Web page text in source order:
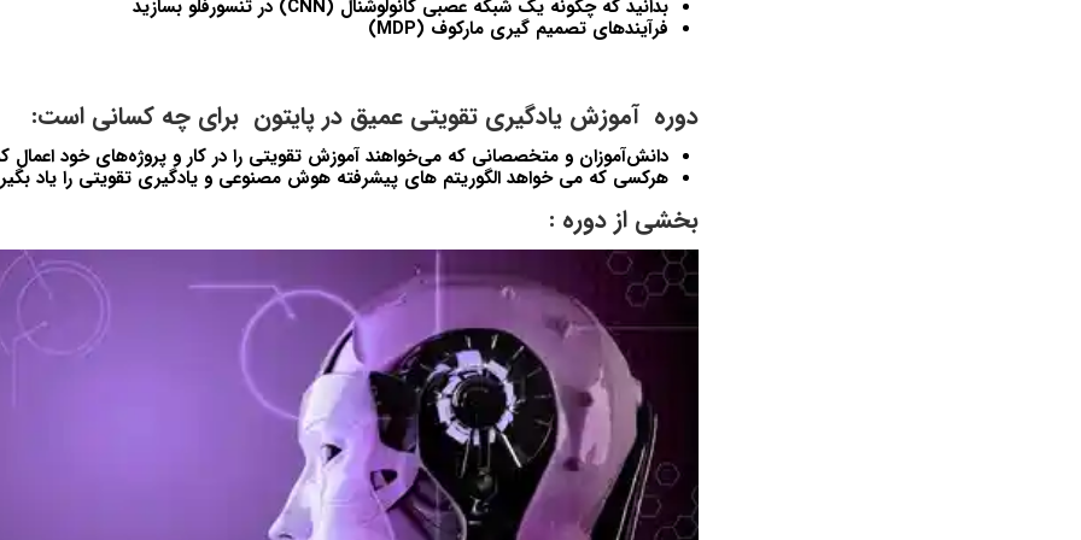
بدانید که چگونه یک شبکه عصبی کانولوشنال (CNN) در تنسورفلو بسازید
فرآیندهای تصمیم گیری مارکوف (MDP)
دوره آموزش یادگیری تقویتی عمیق در پایتون برای چه کسانی است:
دانش‌آموزان و متخصصانی که می‌خواهند آموزش تقویتی را در کار و پروژه‌های خود اعمال
هرکسی که می خواهد الگوریتم های پیشرفته هوش مصنوعی و یادگیری تقویتی را یاد
بخشی از دوره :